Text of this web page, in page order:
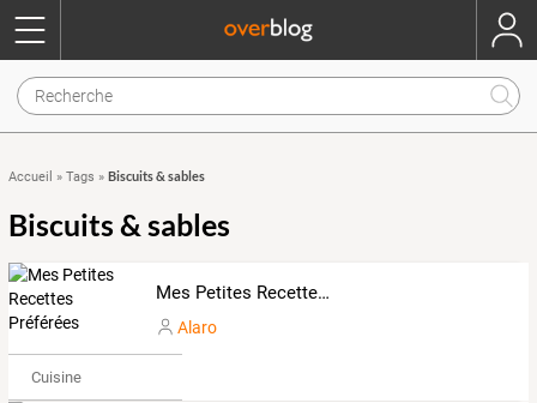
Accueil » Tags » Biscuits & sables
Biscuits & sables
Mes Petites Recettes Préférées
Alaro
Cuisine